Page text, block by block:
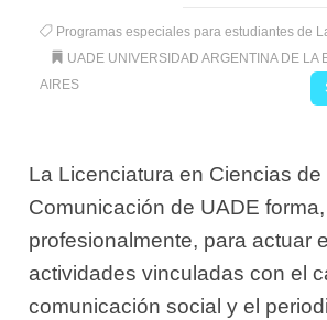
Programas especiales para estudiantes de
UADE UNIVERSIDAD ARGENTINA DE LA
AIRES
La Licenciatura en Ciencias de
Comunicación de UADE forma,
profesionalmente, para actuar
actividades vinculadas con el
comunicación social y el